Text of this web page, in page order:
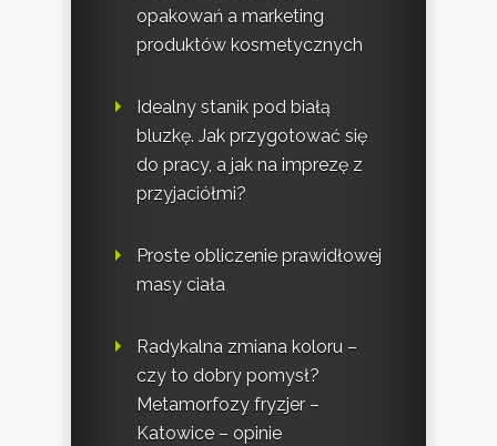
opakowań a marketing
produktów kosmetycznych
Idealny stanik pod białą
bluzkę. Jak przygotować się
do pracy, a jak na imprezę z
przyjaciółmi?
Proste obliczenie prawidłowej
masy ciała
Radykalna zmiana koloru –
czy to dobry pomysł?
Metamorfozy fryzjer –
Katowice – opinie